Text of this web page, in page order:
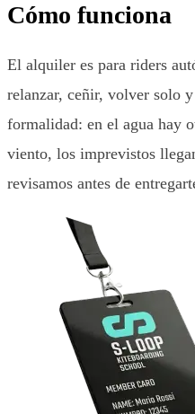
Cómo funciona
El alquiler es para riders
relanzar, ceñir, volver solo
formalidad: en el agua hay
viento, los imprevistos
revisamos antes de